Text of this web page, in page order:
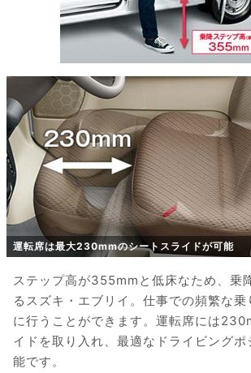
運転席は最大230mmのシートスライドが可能
ステップ高が355mmと低床なため、乗
るスズキ・エブリイ。仕事での頻繁な
に行うことができます。運転席には
イドを取り入れ、最適なドライビング
能です。